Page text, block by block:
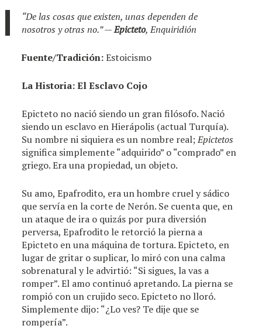
APPS
“De las cosas que existen, unas dependen de
nosotros y otras no.”—Epicteto,Enquiridión
Fuente/Tradición:Estoicismo
La Historia: El Esclavo Cojo
Epicteto no nació siendo un gran filósofo. Nació
siendo un esclavo en Hierápolis (actual Turquía).
Su nombre ni siquiera es un nombre real;Epictetos
significa simplemente “adquirido” o “comprado” en
griego. Era una propiedad, un objeto.
Su amo, Epafrodito, era un hombre cruel y sádico
que servía en la corte de Nerón. Se cuenta que, en
un ataque de ira o quizás por pura diversión
perversa, Epafrodito le retorció la pierna a
Epicteto en una máquina de tortura. Epicteto, en
lugar de gritar o suplicar, lo miró con una calma
sobrenatural y le advirtió: “Si sigues, la vas a
romper”. El amo continuó apretando. La pierna se
rompió con un crujido seco. Epicteto no lloró.
Simplemente dijo: “¿Lo ves? Te dije que se
rompería”.